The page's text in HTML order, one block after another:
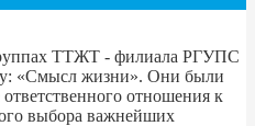
ТТЖТ - филиала РГУПС
«Смысл жизни». Они были
отношения к
выбора важнейших